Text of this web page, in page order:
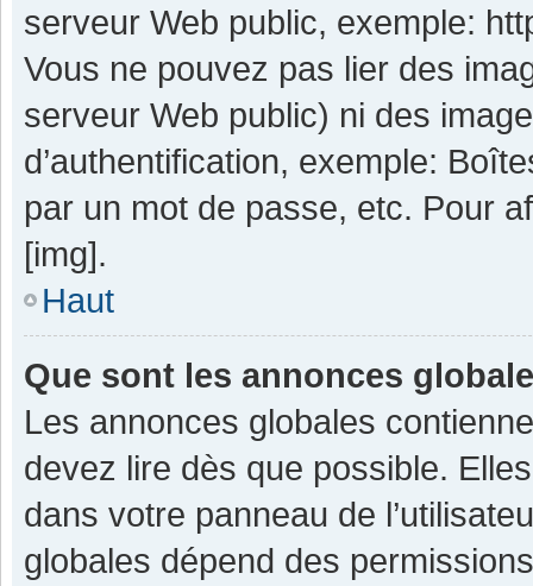
serveur Web public, exemple:
Vous ne pouvez pas lier des
serveur Web public) ni des
d’authentification, exemple:
par un mot de passe, etc. Pour
[img].
Haut
Que sont les annonces
Les annonces globales
devez lire dès que possible.
dans votre panneau de
globales dépend des